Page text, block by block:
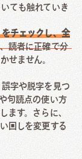
ても触れていき
チェックし、全
読者に正確で分
せません。
字や脱字を見つ
句読点の使い方
ます。さらに、
回しを変更する